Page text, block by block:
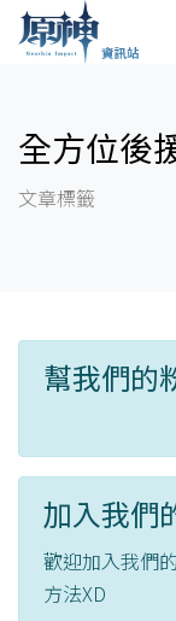
全方位後
文章標籤
幫我們的
加入我們
歡迎加入我們
方法XD